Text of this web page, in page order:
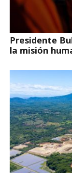
Presidente
la misión